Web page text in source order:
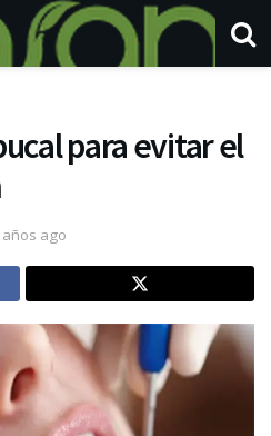
para evitar el
ago